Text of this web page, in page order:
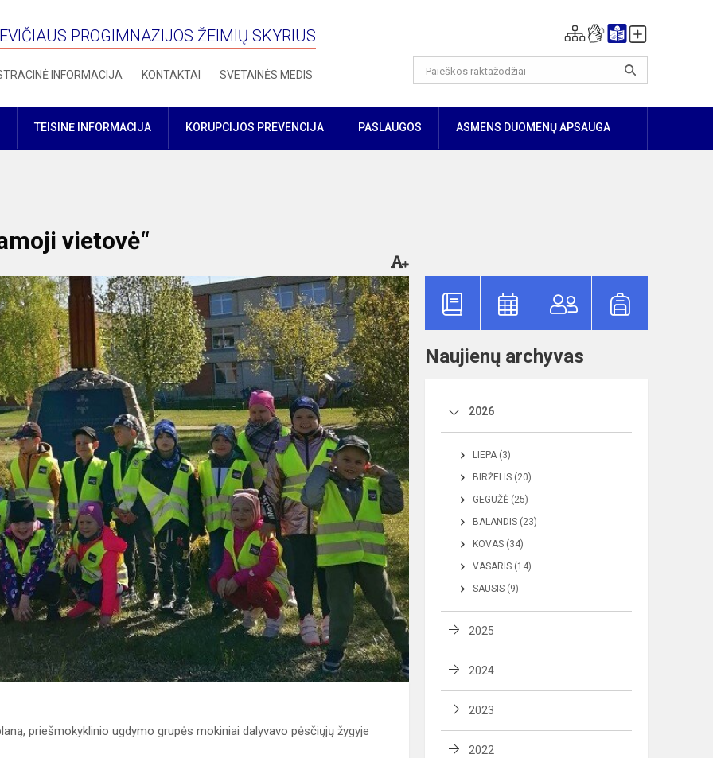
PROGIMNAZIJOS ŽEIMIŲ SKYRIUS
INFORMACIJA KONTAKTAI SVETAINĖS MEDIS
TEISINĖ INFORMACIJA KORUPCIJOS PREVENCIJA PASLAUGOS ASMENS DUOMENŲ APSAUGA
vietovė“
priešmokyklinio ugdymo grupės mokiniai dalyvavo pėsčiųjų žygyje
Naujienų archyvas
2026
LIEPA (3)
BIRŽELIS (20)
GEGUŽĖ (25)
BALANDIS (23)
KOVAS (34)
VASARIS (14)
SAUSIS (9)
2025
2024
2023
2022